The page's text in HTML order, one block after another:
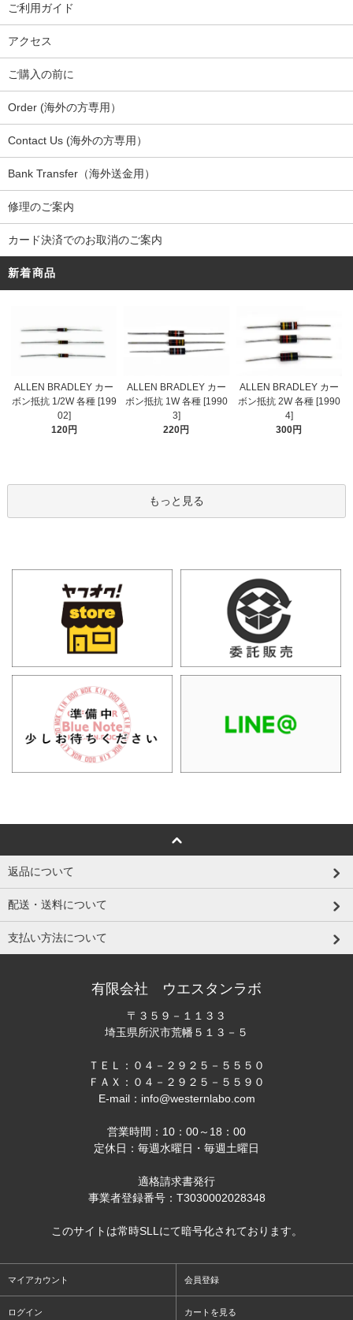
ご利用ガイド
アクセス
ご購入の前に
Order (海外の方専用）
Contact Us (海外の方専用）
Bank Transfer（海外送金用）
修理のご案内
カード決済でのお取消のご案内
新着商品
ALLEN BRADLEY カー
ボン抵抗 1/2W 各種 [199
02]
120円
ALLEN BRADLEY カー
ボン抵抗 1W 各種 [1990
3]
220円
ALLEN BRADLEY カー
ボン抵抗 2W 各種 [1990
4]
300円
もっと見る
返品について
配送・送料について
支払い方法について
有限会社 ウエスタンラボ
〒３５９－１１３３
埼玉県所沢市荒幡５１３－５
ＴＥＬ：０４－２９２５－５５５０
ＦＡＸ：０４－２９２５－５５９０
E-mail：info@westernlabo.com
営業時間：10：00～18：00
定休日：毎週水曜日・毎週土曜日
適格請求書発行
事業者登録番号：T3030002028348
このサイトは常時SLLにて暗号化されております。
マイアカウント 会員登録
ログイン カートを見る